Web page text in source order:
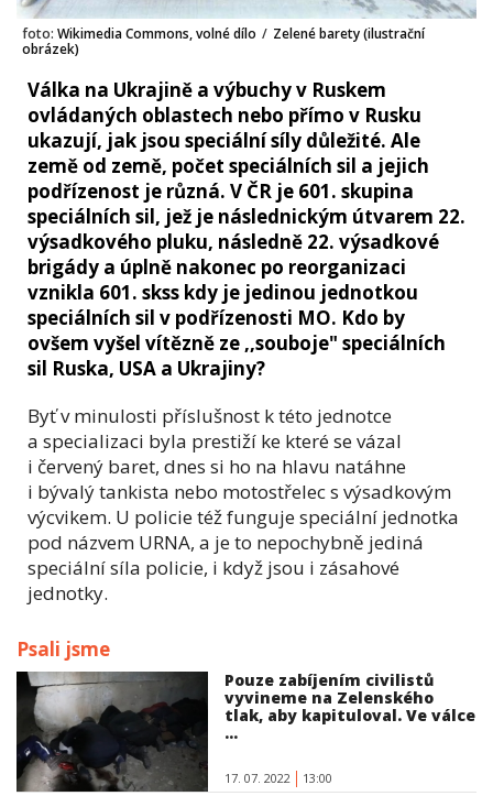
foto: Wikimedia Commons, volné dílo / Zelené barety (ilustrační
obrázek)
Válka na Ukrajině a výbuchy v Ruskem
ovládaných oblastech nebo přímo v Rusku
ukazují, jak jsou speciální síly důležité. Ale
země od země, počet speciálních sil a jejich
podřízenost je různá. V ČR je 601. skupina
speciálních sil, jež je následnickým útvarem 22.
výsadkového pluku, následně 22. výsadkové
brigády a úplně nakonec po reorganizaci
vznikla 601. skss kdy je jedinou jednotkou
speciálních sil v podřízenosti MO. Kdo by
ovšem vyšel vítězně ze ,,souboje" speciálních
sil Ruska, USA a Ukrajiny?
Byť v minulosti příslušnost k této jednotce
a specializaci byla prestiží ke které se vázal
i červený baret, dnes si ho na hlavu natáhne
i bývalý tankista nebo motostřelec s výsadkovým
výcvikem. U policie též funguje speciální jednotka
pod názvem URNA, a je to nepochybně jediná
speciální síla policie, i když jsou i zásahové
jednotky.
Psali jsme
Pouze zabíjením civilistů
vyvineme na Zelenského
tlak, aby kapituloval. Ve válce
...
17. 07. 2022 13:00